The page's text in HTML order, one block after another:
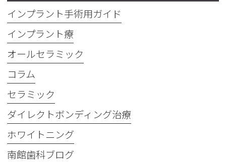
インプラント手術用ガイド
インプラント療
オールセラミック
コラム
セラミック
ダイレクトボンディング治療
ホワイトニング
南館歯科ブログ